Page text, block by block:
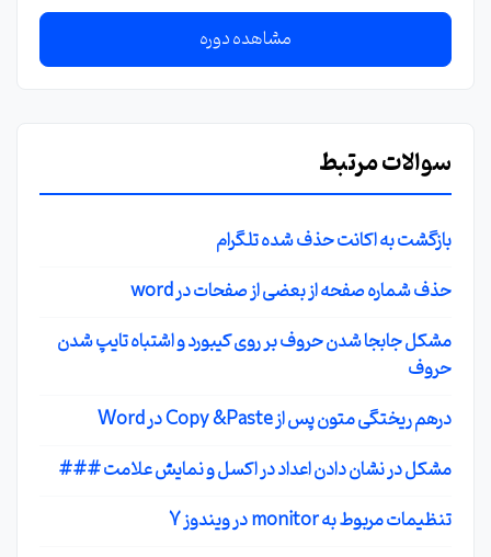
مشاهده دوره
سوالات مرتبط
بازگشت به اکانت حذف شده تلگرام
حذف شماره صفحه از بعضی از صفحات در word
مشکل جابجا شدن حروف بر روی کیبورد و اشتباه تایپ شدن
حروف
درهم ریختگی متون پس از Copy &Paste در Word
مشکل در نشان دادن اعداد در اکسل و نمایش علامت ###
تنظیمات مربوط به monitor در ویندوز 7